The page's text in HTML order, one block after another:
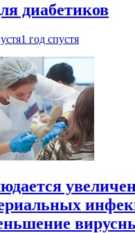
диабетиков
1 год спустя